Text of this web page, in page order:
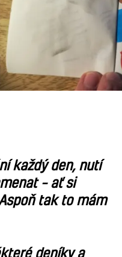
každý den, nutí
– ať si
tak to mám
deníky a